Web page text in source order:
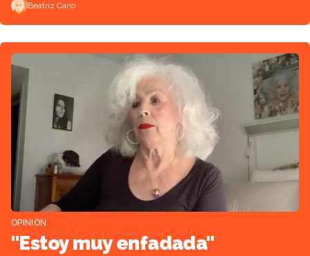
Beatriz Cano
OPINIÓN
"Estoy muy enfadada"